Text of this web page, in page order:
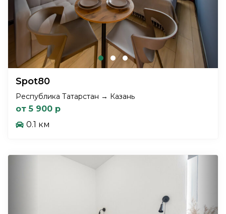
Spot80
Республика Татарстан → Казань
от 5 900 р
0.1 км